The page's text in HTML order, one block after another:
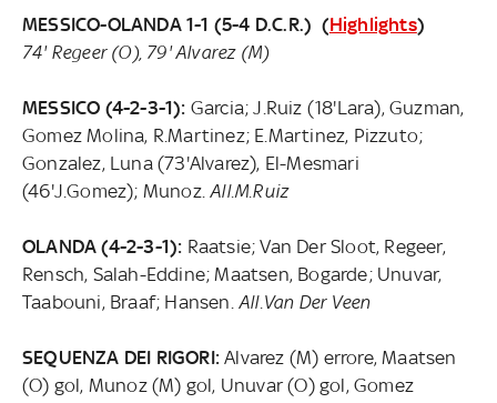
MESSICO-OLANDA 1-1 (5-4 D.C.R.) (Highlights)
74' Regeer (O), 79' Alvarez (M)
MESSICO (4-2-3-1): Garcia; J.Ruiz (18'Lara), Guzman,
Gomez Molina, R.Martinez; E.Martinez, Pizzuto;
Gonzalez, Luna (73'Alvarez), El-Mesmari
(46'J.Gomez); Munoz. All.M.Ruiz
OLANDA (4-2-3-1): Raatsie; Van Der Sloot, Regeer,
Rensch, Salah-Eddine; Maatsen, Bogarde; Unuvar,
Taabouni, Braaf; Hansen. All.Van Der Veen
SEQUENZA DEI RIGORI: Alvarez (M) errore, Maatsen
(O) gol, Munoz (M) gol, Unuvar (O) gol, Gomez